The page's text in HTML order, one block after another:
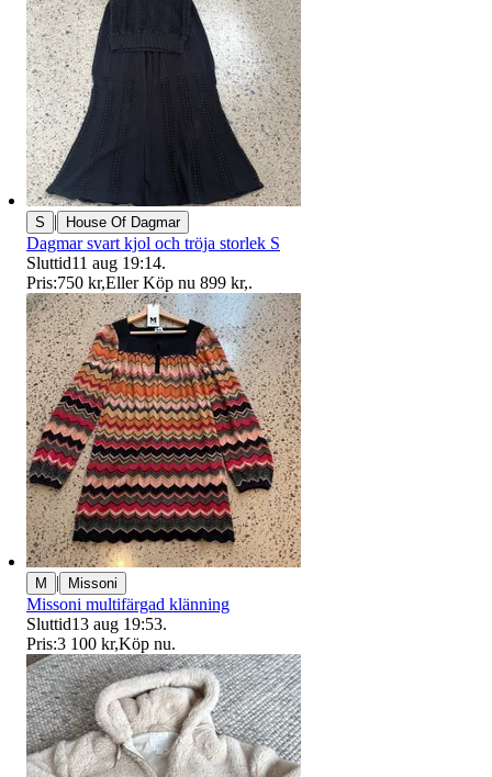
S | House Of Dagmar
Dagmar svart kjol och tröja storlek S
Sluttid11 aug 19:14.
Pris:750 kr,Eller Köp nu 899 kr,.
M | Missoni
Missoni multifärgad klänning
Sluttid13 aug 19:53.
Pris:3 100 kr,Köp nu.